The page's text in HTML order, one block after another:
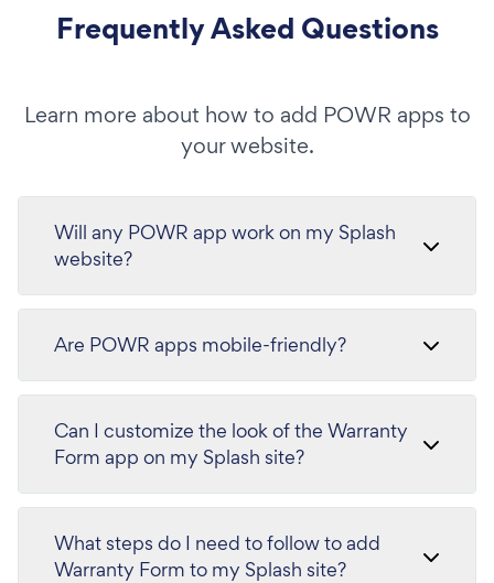
Frequently Asked Questions
Learn more about how to add POWR apps to
your website.
Will any POWR app work on my Splash
website?
Are POWR apps mobile-friendly?
Can I customize the look of the Warranty
Form app on my Splash site?
What steps do I need to follow to add
Warranty Form to my Splash site?